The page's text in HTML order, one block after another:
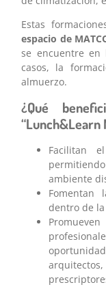
Estas
espacio de
se encuentre en
casos, la
almuerzo.
¿Qué
“Lunch&Learn
Facilitan
ambiente
Fomentan
dentro de